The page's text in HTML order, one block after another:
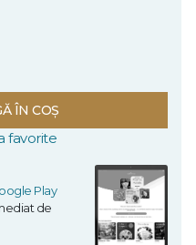
ÎN COȘ
favorite
Play
de